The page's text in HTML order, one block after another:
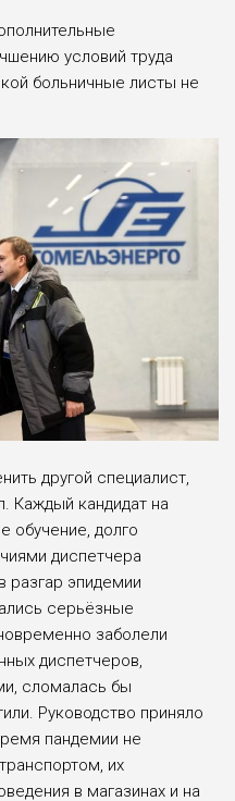
условий труда
больничные листы не
другой специалист,
Каждый кандидат на
обучение, долго
диспетчера
разгар эпидемии
серьёзные
заболели
диспетчеров,
сломалась бы
Руководство приняло
пандемии не
их
в магазинах и на